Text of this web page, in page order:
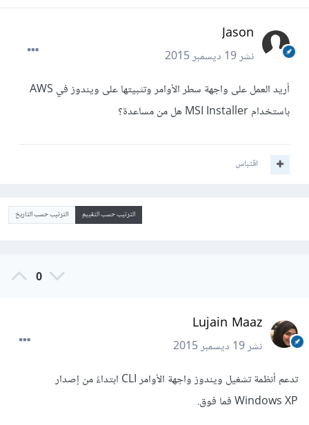
Jason
نشر19 ديسمبر 2015
أريد العمل على واجهة سطر الأوامر وتثبيتها على ويندوز في AWS
باستخدام MSI Installer هل من مساعدة؟
اقتباس
الترتيب حسب التقييم الترتيب حسب التاريخ
0
Lujain Maaz
نشر19 ديسمبر 2015
تدعم أنظمة تشغيل ويندوزواجهة الأوامر CLI
ابتداءً من إصدار
Windows XP فما فوق.